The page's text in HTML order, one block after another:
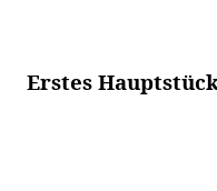
Erstes